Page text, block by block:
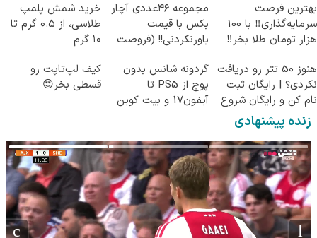
بهترین فرصت
سرمایه‌گذاری‼️ با 100
هزار تومان طلا بخر‼️
مجموعه ۴۶عددی آچار
بکس با قیمت
باورنکردنی!! (فروصت
خرید شمش پلمپ
طلاسی، از ۰.۵ گرم تا
۱۰ گرم
هنوز 50 تتر رو دریافت
نکردی؟ | رایگان ثبت
نام کن و رایگان شروع
کن!
گردونه شانس بدون
پوچ از PS5 تا
آیفون17 و بیت کوین
کیف لپ‌تاپت رو
قسطی بخر😍
زنده پیشنهادی